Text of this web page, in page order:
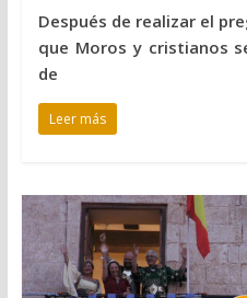
Después de realizar el
que Moros y cristianos
de
Leer más